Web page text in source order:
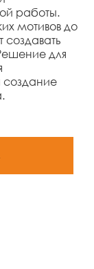
работы.
мотивов до
для
создание